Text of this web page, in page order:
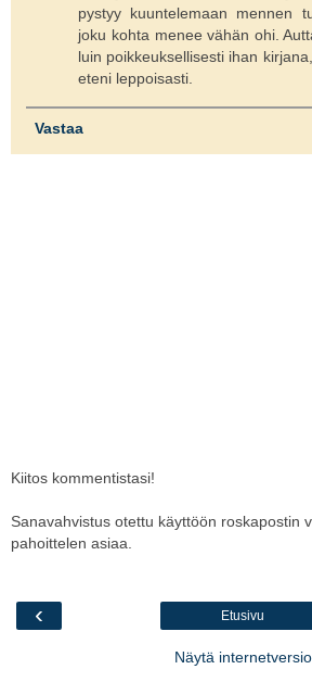
pystyy kuuntelemaan mennen
joku kohta menee vähän ohi.
luin poikkeuksellisesti ihan
eteni leppoisasti.
Vastaa
Kiitos kommentistasi!
Sanavahvistus otettu käyttöön roskapostin
pahoittelen asiaa.
‹ Etusivu
Näytä internetversio